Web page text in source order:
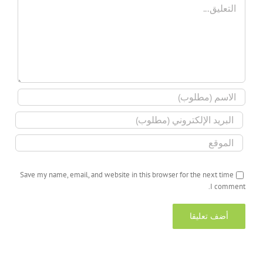
Save my name, email, and website in this browser for the next time
I comment.